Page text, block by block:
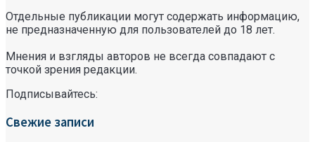
Отдельные публикации могут содержать информацию,
не предназначенную для пользователей до 18 лет.
Мнения и взгляды авторов не всегда совпадают с
точкой зрения редакции.
Подписывайтесь:
Свежие записи